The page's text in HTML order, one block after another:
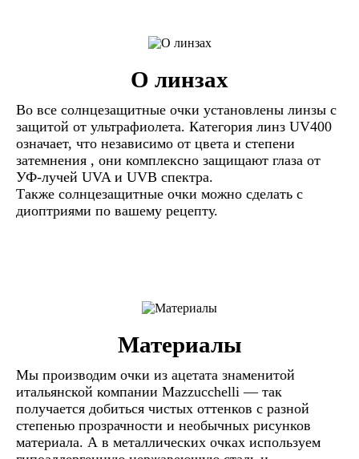
О линзах
Во все солнцезащитные очки установлены линзы c
защитой от ультрафиолета. Категория линз UV400
означает, что независимо от цвета и степени
затемнения , они комплексно защищают глаза от
УФ-лучей UVA и UVB спектра.
Также солнцезащитные очки можно сделать с
диоптриями по вашему рецепту.
Материалы
Мы производим очки из ацетата знаменитой
итальянской компании Mazzucchelli — так
получается добиться чистых оттенков с разной
степенью прозрачности и необычных рисунков
материала. А в металлических очках используем